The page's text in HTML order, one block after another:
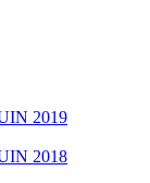
2019
2018